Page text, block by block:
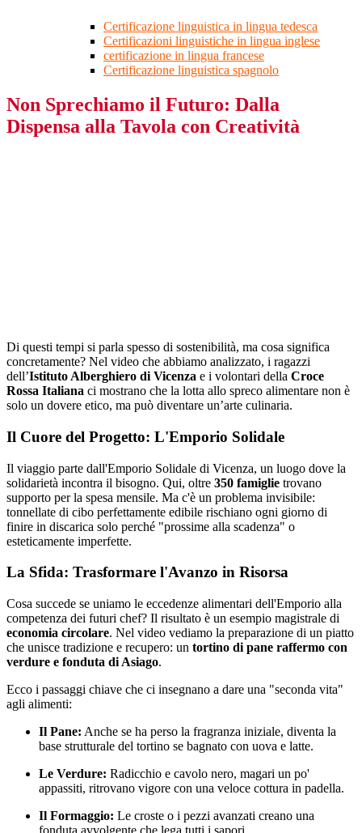
Certificazione linguistica in lingua tedesca
Certificazioni linguistiche in lingua inglese
certificazione in lingua francese
Certificazione linguistica spagnolo
Non Sprechiamo il Futuro: Dalla
Dispensa alla Tavola con Creatività
Di questi tempi si parla spesso di sostenibilità, ma cosa significa
concretamente? Nel video che abbiamo analizzato, i ragazzi
dell’Istituto Alberghiero di Vicenza e i volontari della Croce
Rossa Italiana ci mostrano che la lotta allo spreco alimentare non è
solo un dovere etico, ma può diventare un’arte culinaria.
Il Cuore del Progetto: L'Emporio Solidale
Il viaggio parte dall'Emporio Solidale di Vicenza, un luogo dove la
solidarietà incontra il bisogno. Qui, oltre 350 famiglie trovano
supporto per la spesa mensile. Ma c'è un problema invisibile:
tonnellate di cibo perfettamente edibile rischiano ogni giorno di
finire in discarica solo perché "prossime alla scadenza" o
esteticamente imperfette.
La Sfida: Trasformare l'Avanzo in Risorsa
Cosa succede se uniamo le eccedenze alimentari dell'Emporio alla
competenza dei futuri chef? Il risultato è un esempio magistrale di
economia circolare. Nel video vediamo la preparazione di un piatto
che unisce tradizione e recupero: un tortino di pane raffermo con
verdure e fonduta di Asiago.
Ecco i passaggi chiave che ci insegnano a dare una "seconda vita"
agli alimenti:
Il Pane: Anche se ha perso la fragranza iniziale, diventa la
base strutturale del tortino se bagnato con uova e latte.
Le Verdure: Radicchio e cavolo nero, magari un po'
appassiti, ritrovano vigore con una veloce cottura in padella.
Il Formaggio: Le croste o i pezzi avanzati creano una
fonduta avvolgente che lega tutti i sapori.